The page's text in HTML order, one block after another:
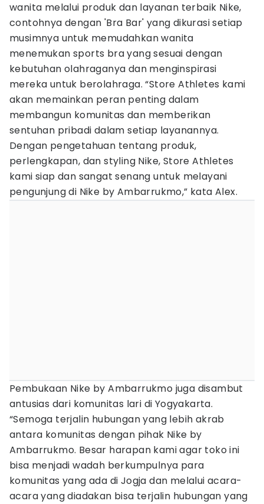
wanita melalui produk dan layanan terbaik Nike,
contohnya dengan 'Bra Bar' yang dikurasi setiap
musimnya untuk memudahkan wanita
menemukan sports bra yang sesuai dengan
kebutuhan olahraganya dan menginspirasi
mereka untuk berolahraga. “Store Athletes kami
akan memainkan peran penting dalam
membangun komunitas dan memberikan
sentuhan pribadi dalam setiap layanannya.
Dengan pengetahuan tentang produk,
perlengkapan, dan styling Nike, Store Athletes
kami siap dan sangat senang untuk melayani
pengunjung di Nike by Ambarrukmo,” kata Alex.
Pembukaan Nike by Ambarrukmo juga disambut
antusias dari komunitas lari di Yogyakarta.
“Semoga terjalin hubungan yang lebih akrab
antara komunitas dengan pihak Nike by
Ambarrukmo. Besar harapan kami agar toko ini
bisa menjadi wadah berkumpulnya para
komunitas yang ada di Jogja dan melalui acara-
acara yang diadakan bisa terjalin hubungan yang